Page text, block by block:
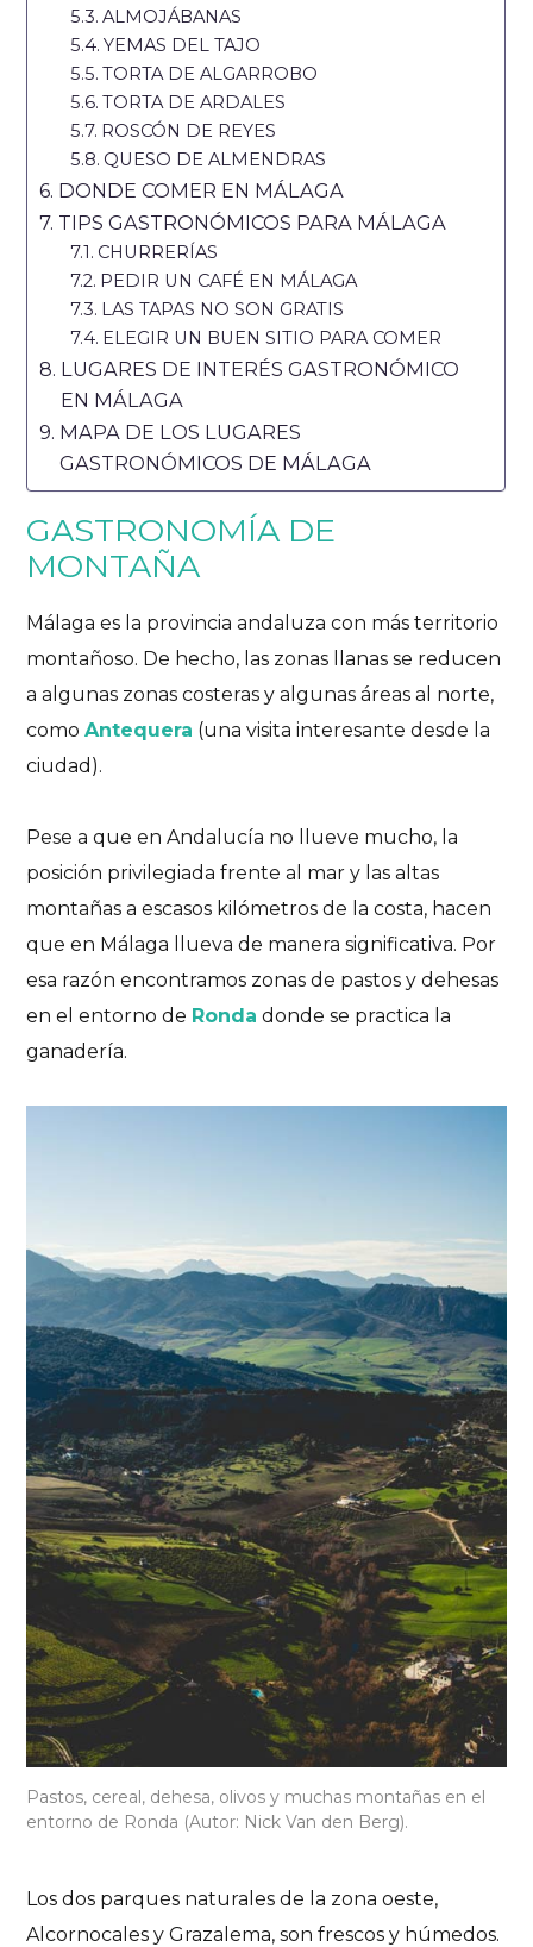
Más allá de los espetos
DESCUBRE LOS SABORES DE MÁLAGA A TRAVÉS
DE SU GASTRONOMÍA
20/01/2025 No hay comentarios No Likes
ALMOJÁBANAS
YEMAS DEL TAJO
TORTA DE ALGARROBO
TORTA DE ARDALES
ROSCÓN DE REYES
QUESO DE ALMENDRAS
DONDE COMER EN MÁLAGA
TIPS GASTRONÓMICOS PARA MÁLAGA
CHURRERÍAS
PEDIR UN CAFÉ EN MÁLAGA
LAS TAPAS NO SON GRATIS
ELEGIR UN BUEN SITIO PARA COMER
LUGARES DE INTERÉS GASTRONÓMICO
EN MÁLAGA
MAPA DE LOS LUGARES
GASTRONÓMICOS DE MÁLAGA
GASTRONOMÍA DE
MONTAÑA
Málaga es la provincia andaluza con más territorio
montañoso. De hecho, las zonas llanas se reducen
a algunas zonas costeras y algunas áreas al norte,
comoAntequera (una visita interesante desde la
ciudad).
Pese a que en Andalucía no llueve mucho, la
posición privilegiada frente al mar y las altas
montañas a escasos kilómetros de la costa, hacen
que en Málaga llueva de manera significativa. Por
esa razón encontramos zonas de pastos y dehesas
en el entorno de Ronda donde se practica la
ganadería.
Pastos, cereal, dehesa, olivos y muchas montañas en el
entorno de Ronda (Autor: Nick Van den Berg).
Los dos parques naturales de la zona oeste,
Alcornocales y Grazalema, son frescos y húmedos.